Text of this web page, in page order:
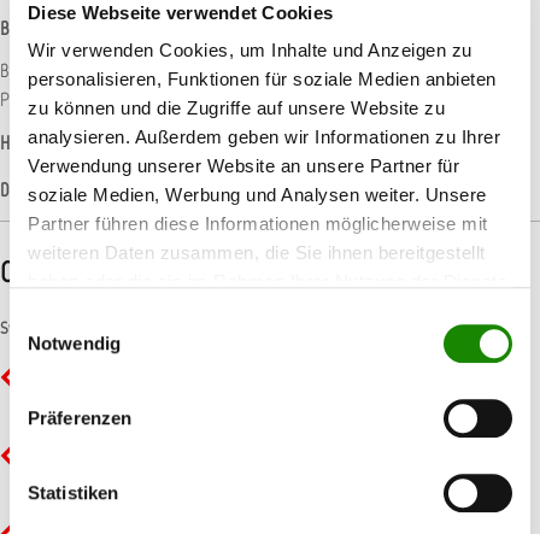
Diese Webseite verwendet Cookies
Wir verwenden Cookies, um Inhalte und Anzeigen zu
personalisieren, Funktionen für soziale Medien anbieten
zu können und die Zugriffe auf unsere Website zu
analysieren. Außerdem geben wir Informationen zu Ihrer
Verwendung unserer Website an unsere Partner für
soziale Medien, Werbung und Analysen weiter. Unsere
Partner führen diese Informationen möglicherweise mit
weiteren Daten zusammen, die Sie ihnen bereitgestellt
Notwendig
Präferenzen
Statistiken
Beschreibung
Biozidprodukte vorsichtig verwenden. Vor Gebrauch stets Etikett und
Produktinformationen lesen! Reg. Nummer: N-74891 Epifa… Mehr
Hersteller-Informationen
Datenblätter
CLP-/REACH-Hinweise
Symbole